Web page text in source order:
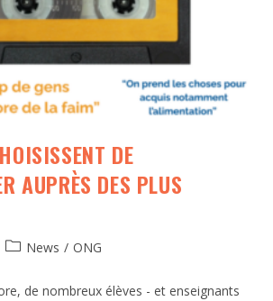
DE
AUPRÈS DES PLUS
News / ONG
de nombreux élèves - et enseignants